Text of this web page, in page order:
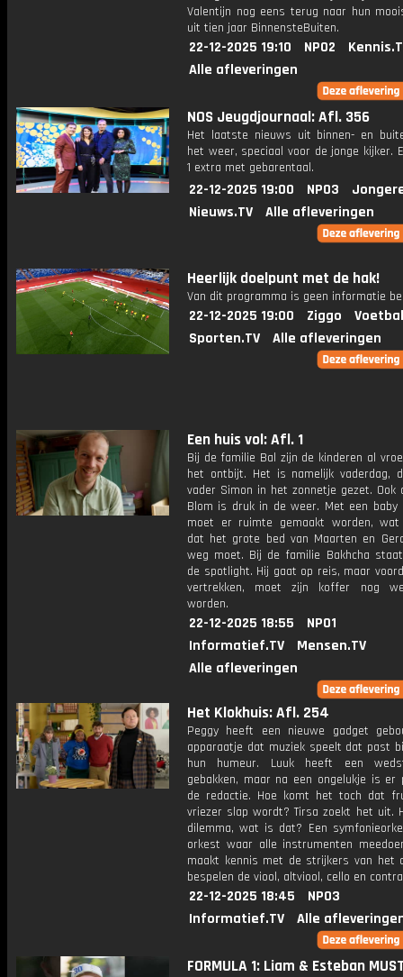
Valentijn nog eens terug naar hun
uit tien jaar BinnensteBuiten.
22-12-2025 19:10 NPO2
Alle afleveringen
NOS Jeugdjournaal: Afl. 356
Het laatste nieuws uit binnen- en
het weer, speciaal voor de jonge kijker.
1 extra met gebarentaal.
22-12-2025 19:00 NPO3
Nieuws.TV
Alle afleveringen
Heerlijk doelpunt met de hak!
Van dit programma is geen informatie
22-12-2025 19:00 Ziggo
Sporten.TV
Alle afleveringen
Een huis vol: Afl. 1
Bij de familie Bal zijn de kinderen al
het ontbijt. Het is namelijk vaderdag,
vader Simon in het zonnetje gezet. Ook
Blom is druk in de weer. Met een baby
moet er ruimte gemaakt worden, wat
dat het grote bed van Maarten en
weg moet. Bij de familie Bakhcha
de spotlight. Hij gaat op reis, maar
vertrekken, moet zijn koffer nog
worden.
22-12-2025 18:55
NPO1
Informatief.TV
Mensen.TV
Alle afleveringen
Het Klokhuis: Afl. 254
Peggy heeft een nieuwe gadget
apparaatje dat muziek speelt dat past
hun humeur. Luuk heeft een
gebakken, maar na een ongelukje is er
de redactie. Hoe komt het toch dat
vriezer slap wordt? Tirsa zoekt het uit.
dilemma, wat is dat? Een
orkest waar alle instrumenten
maakt kennis met de strijkers van het
bespelen de viool, altviool, cello en
22-12-2025 18:45
NPO3
Informatief.TV
Alle
FORMULA 1: Liam & Esteban